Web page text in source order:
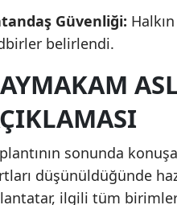
Güvenliği:
belirlendi.
sonunda
düşünüldüğünde
ilgili tüm